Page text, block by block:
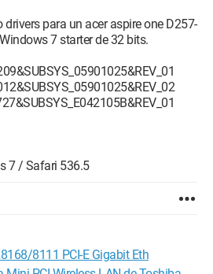
para un acer aspire one D257-
7 starter de 32 bits.
7 / Safari 536.5
8111 PCI-E Gigabit Eth